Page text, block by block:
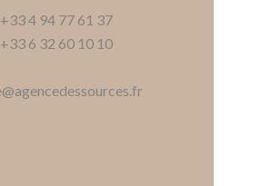
+33 4 94 77 61 37
+33 6 32 60 10 10